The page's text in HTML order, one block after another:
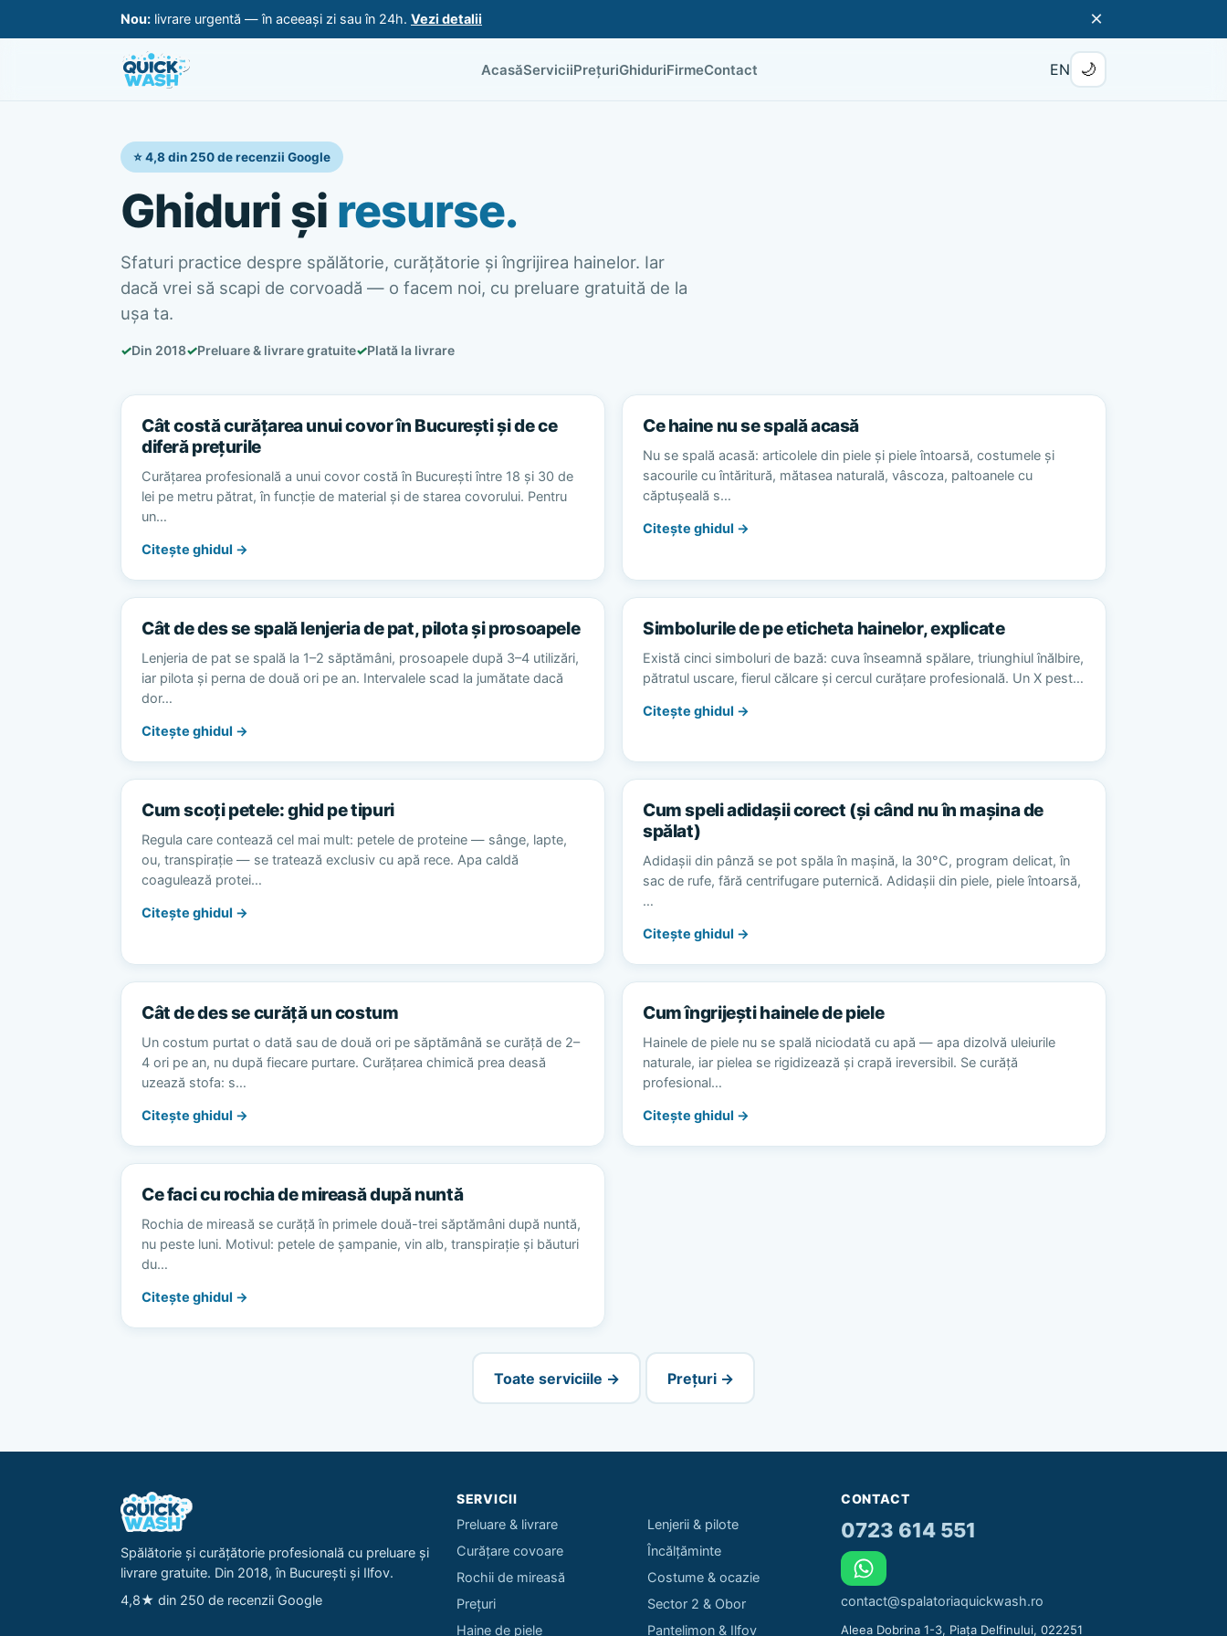
Nou: livrare urgentă — în aceeași zi sau în 24h. Vezi detalii ×
AcasăServiciiPrețuriGhiduriFirmeContact EN 🌙
⭐ 4,8 din 250 de recenzii Google
Ghiduri și resurse.
Sfaturi practice despre spălătorie, curățătorie și îngrijirea hainelor. Iar
dacă vrei să scapi de corvoadă — o facem noi, cu preluare gratuită de la
ușa ta.
✓Din 2018✓Preluare & livrare gratuite✓Plată la livrare
Cât costă curățarea unui covor în București și de ce
diferă prețurile
Curățarea profesională a unui covor costă în București între 18 și 30 de
lei pe metru pătrat, în funcție de material și de starea covorului. Pentru
un…
Citește ghidul →
Ce haine nu se spală acasă
Nu se spală acasă: articolele din piele și piele întoarsă, costumele și
sacourile cu întăritură, mătasea naturală, vâscoza, paltoanele cu
căptușeală s…
Citește ghidul →
Cât de des se spală lenjeria de pat, pilota și prosoapele
Lenjeria de pat se spală la 1–2 săptămâni, prosoapele după 3–4 utilizări,
iar pilota și perna de două ori pe an. Intervalele scad la jumătate dacă
dor…
Citește ghidul →
Simbolurile de pe eticheta hainelor, explicate
Există cinci simboluri de bază: cuva înseamnă spălare, triunghiul înălbire,
pătratul uscare, fierul călcare și cercul curățare profesională. Un X pest…
Citește ghidul →
Cum scoți petele: ghid pe tipuri
Regula care contează cel mai mult: petele de proteine — sânge, lapte,
ou, transpirație — se tratează exclusiv cu apă rece. Apa caldă
coagulează protei…
Citește ghidul →
Cum speli adidașii corect (și când nu în mașina de
spălat)
Adidașii din pânză se pot spăla în mașină, la 30°C, program delicat, în
sac de rufe, fără centrifugare puternică. Adidașii din piele, piele întoarsă,
…
Citește ghidul →
Cât de des se curăță un costum
Un costum purtat o dată sau de două ori pe săptămână se curăță de 2–
4 ori pe an, nu după fiecare purtare. Curățarea chimică prea deasă
uzează stofa: s…
Citește ghidul →
Cum îngrijești hainele de piele
Hainele de piele nu se spală niciodată cu apă — apa dizolvă uleiurile
naturale, iar pielea se rigidizează și crapă ireversibil. Se curăță
profesional…
Citește ghidul →
Ce faci cu rochia de mireasă după nuntă
Rochia de mireasă se curăță în primele două-trei săptămâni după nuntă,
nu peste luni. Motivul: petele de șampanie, vin alb, transpirație și băuturi
du…
Citește ghidul →
Toate serviciile → Prețuri →
Spălătorie și curățătorie profesională cu preluare și
livrare gratuite. Din 2018, în București și Ilfov.
4,8★ din 250 de recenzii Google
SERVICII
Preluare & livrare
Curățare covoare
Rochii de mireasă
Prețuri
Haine de piele
Lenjerii & pilote
Încălțăminte
Costume & ocazie
Sector 2 & Obor
Pantelimon & Ilfov
CONTACT
0723 614 551
contact@spalatoriaquickwash.ro
Aleea Dobrina 1-3, Piața Delfinului, 022251